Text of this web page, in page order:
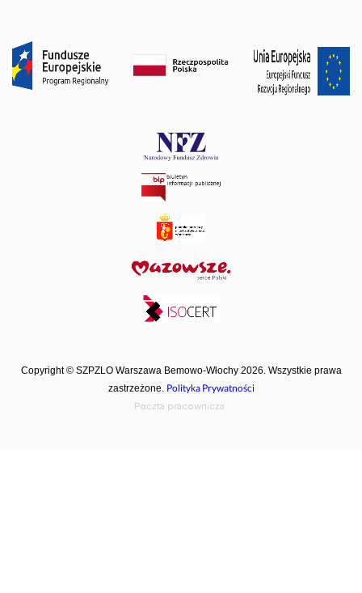
Copyright © SZPZLO Warszawa Bemowo-Włochy 2026. Wszystkie prawa
zastrzeżone. Polityka Prywatności
Poczta pracownicza